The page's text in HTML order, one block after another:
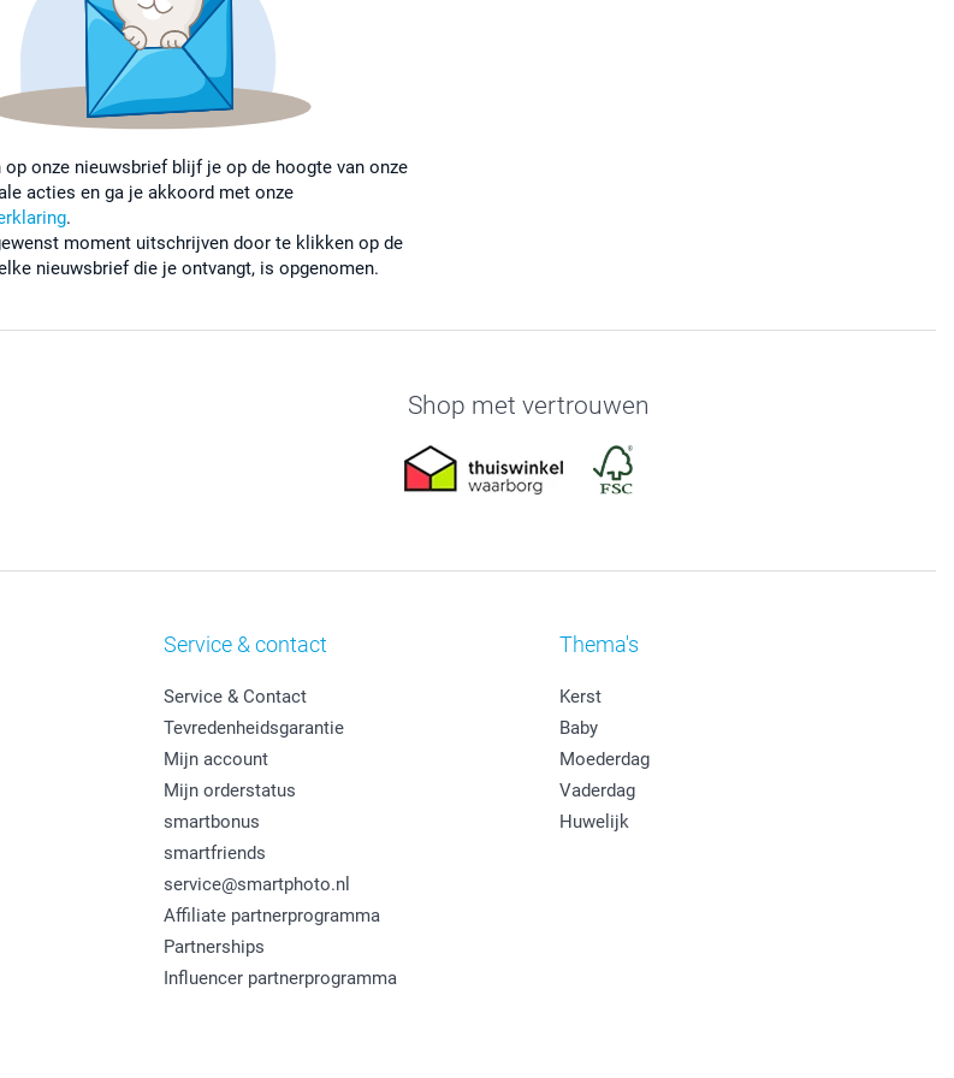
onze nieuwsbrief blijf je op de hoogte van onze
acties en ga je akkoord met onze
.
moment uitschrijven door te klikken op de
nieuwsbrief die je ontvangt, is opgenomen.
Shop met vertrouwen
Service & contact
Service & Contact
Tevredenheidsgarantie
Mijn account
Mijn orderstatus
smartbonus
smartfriends
service@smartphoto.nl
Affiliate partnerprogramma
Partnerships
Influencer partnerprogramma
Thema's
Kerst
Baby
Moederdag
Vaderdag
Huwelijk